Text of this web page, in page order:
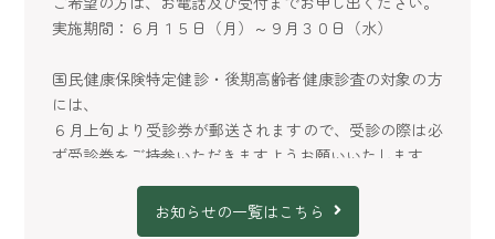
実施期間：６月１５日（月）～９月３０日（水）
国民健康保険特定健診・後期高齢者健康診査の対象の方
には、
６月上旬より受診券が郵送されますので、受診の際は必
ず受診券をご持参いただきますようお願いいたします。
流山市特定健診 HP
ご不明点等ございましたら、お気軽にお問合せくださ
お知らせの一覧はこちら